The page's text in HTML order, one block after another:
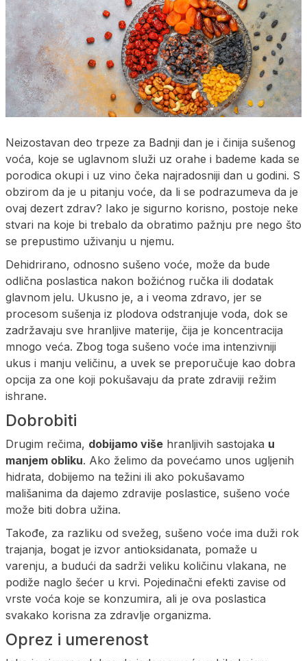
Neizostavan deo trpeze za Badnji dan je i činija sušenog
voća, koje se uglavnom služi uz orahe i bademe kada se
porodica okupi i uz vino čeka najradosniji dan u godini. S
obzirom da je u pitanju voće, da li se podrazumeva da je
ovaj dezert zdrav? Iako je sigurno korisno, postoje neke
stvari na koje bi trebalo da obratimo pažnju pre nego što
se prepustimo uživanju u njemu.
Dehidrirano, odnosno sušeno voće, može da bude
odlična poslastica nakon božićnog ručka ili dodatak
glavnom jelu. Ukusno je, a i veoma zdravo, jer se
procesom sušenja iz plodova odstranjuje voda, dok se
zadržavaju sve hranljive materije, čija je koncentracija
mnogo veća. Zbog toga sušeno voće ima intenzivniji
ukus i manju veličinu, a uvek se preporučuje kao dobra
opcija za one koji pokušavaju da prate zdraviji režim
ishrane.
Dobrobiti
Drugim rečima, dobijamo više hranljivih sastojaka u
manjem obliku. Ako želimo da povećamo unos ugljenih
hidrata, dobijemo na težini ili ako pokušavamo
mališanima da dajemo zdravije poslastice, sušeno voće
može biti dobra užina.
Takođe, za razliku od svežeg, sušeno voće ima duži rok
trajanja, bogat je izvor antioksidanata, pomaže u
varenju, a budući da sadrži veliku količinu vlakana, ne
podiže naglo šećer u krvi. Pojedinačni efekti zavise od
vrste voća koje se konzumira, ali je ova poslastica
svakako korisna za zdravlje organizma.
Oprez i umerenost